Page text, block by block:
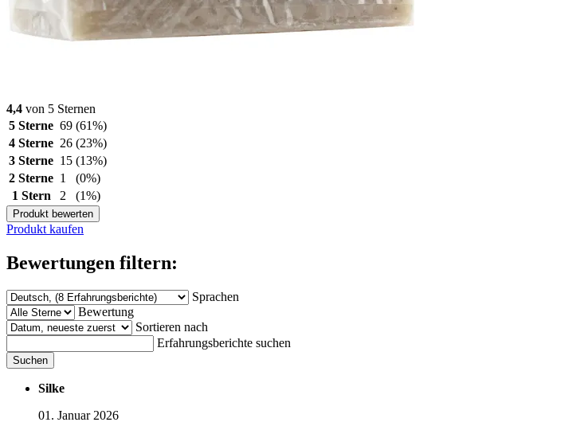
4,4 von 5 Sternen
5 Sterne 69 (61%)
4 Sterne 26 (23%)
3 Sterne 15 (13%)
2 Sterne 1
(0%)
1 Stern
2 (1%)
Produkt bewerten
Produkt kaufen
Bewertungen filtern:
Sprachen
Bewertung
Sortieren nach
Erfahrungsberichte suchen
Suchen
Silke
01. Januar 2026